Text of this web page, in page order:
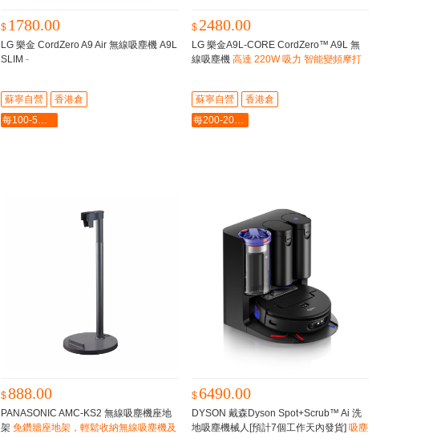
$ 1780.00
LG 樂金 CordZero A9 Air 無線吸塵機 A9L
SLIM -
蘇寧自營
香港倉
每100-5最多-2000
$ 2480.00
LG 樂金A9L-CORE CordZero™ A9L 無
線吸塵機 高達 220W 吸力 智能變頻摩打
蘇寧自營
香港倉
每200-20最多-2000
$888.00
PANASONIC AMC-KS2 無線吸塵機座地
架 免鑽牆座地架，輕鬆收納無線吸塵機及
$6490.00
DYSON 戴森Dyson Spot+Scrub™ Ai 洗
地吸塵機械人[預計7個工作天內發貨] 吸塵